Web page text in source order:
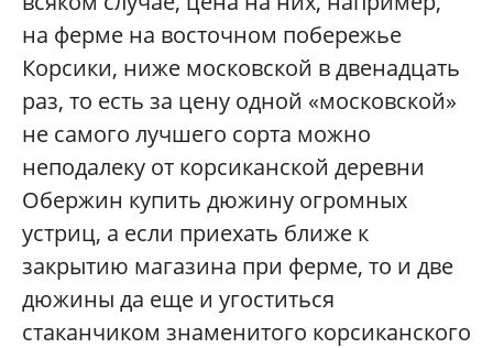
на ферме на восточном побережье
Корсики, ниже московской в двенадцать
раз, то есть за цену одной «московской»
не самого лучшего сорта можно
неподалеку от корсиканской деревни
Обержин купить дюжину огромных
устриц, а если приехать ближе к
закрытию магазина при ферме, то и две
дюжины да еще и угоститься
стаканчиком знаменитого корсиканского